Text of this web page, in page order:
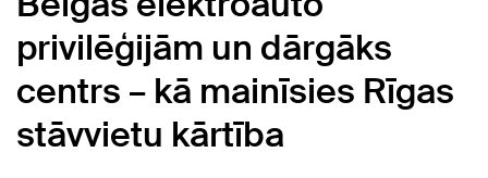
privilēģijām un dārgāks
centrs – kā mainīsies Rīgas
stāvvietu kārtība